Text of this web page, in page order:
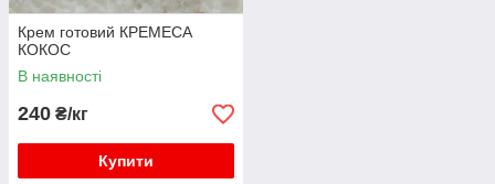
Крем готовий КРЕМЕСА
КОКОС
В наявності
240 ₴/кг
Купити